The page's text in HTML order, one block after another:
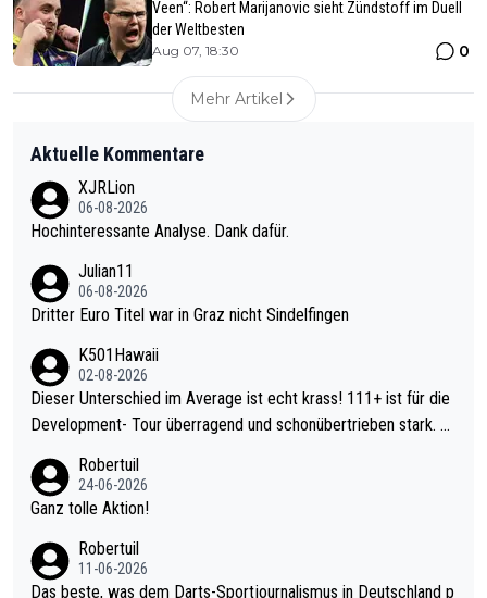
Veen“: Robert Marijanovic sieht Zündstoff im Duell
der Weltbesten
Aug 07, 18:30 0
Mehr Artikel
Aktuelle Kommentare
XJRLion
06-08-2026
Hochinteressante Analyse. Dank dafür.
Julian11
06-08-2026
Dritter Euro Titel war in Graz nicht Sindelfingen
K501Hawaii
02-08-2026
Dieser Unterschied im Average ist echt krass! 111+ ist für die
Development- Tour überragend und schonübertrieben stark. U
mal 40+ erst recht. Da gewinnst keinen Blumentopf - ist ja noc
h krasser wie ein Pokalspiel eines Kreisligisten vs einem Bund
Robertuil
24-06-2026
Ganz tolle Aktion!
Robertuil
11-06-2026
Das beste, was dem Darts-Sportjournalismus in Deutschland p